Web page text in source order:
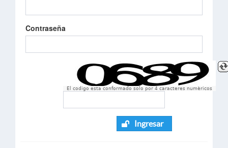
Contraseña
El codigo esta conformado solo por 4 caracteres numèricos
Ingresar